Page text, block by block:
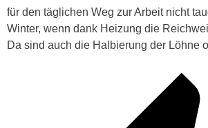
für den täglichen Weg zur Arbeit nicht
Winter, wenn dank Heizung die
Da sind auch die Halbierung der Löhne